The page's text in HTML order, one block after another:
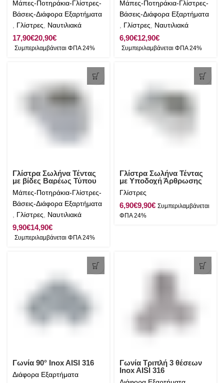
Μάπες-Ποτηράκια-Γλίστρες-
Βάσεις-Διάφορα Εξαρτήματα
Γλίστρες Ναυτιλιακά
€ €
Μάπες-Ποτηράκια-Γλίστρες-
Βάσεις-Διάφορα Εξαρτήματα
Γλίστρες Ναυτιλιακά
€ €
Γλίστρα Σωλήνα Τέντας
με βίδες Βαρέως Τύπου
Inox AISI 316
Μάπες-Ποτηράκια-Γλίστρες-
Βάσεις-Διάφορα Εξαρτήματα
Γλίστρες Ναυτιλιακά
€ €
Γλίστρα Σωλήνα Τέντας
με Υποδοχή Άρθρωσης
Inox AISI 316
Γλίστρες
€ €
Γωνία 90° Inox AISI 316
Διάφορα Εξαρτήματα
Γωνία Τριπλή 3 θέσεων
Inox AISI 316